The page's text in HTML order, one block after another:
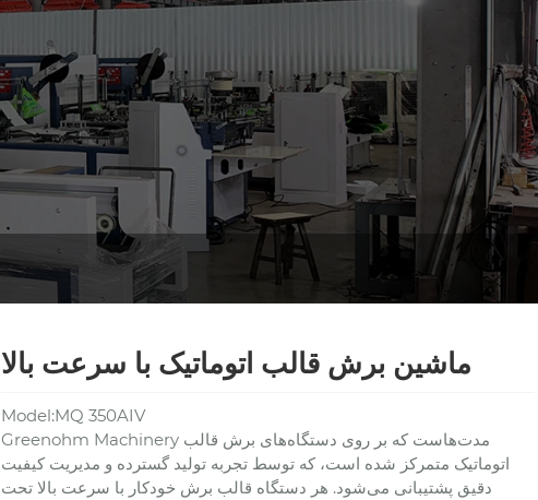
ماشین برش قالب اتوماتیک با سرعت بالا
Model:MQ 350AIV
Greenohm Machinery مدت‌هاست که بر روی دستگاه‌های برش قالب
اتوماتیک متمرکز شده است، که توسط تجربه تولید گسترده و مدیریت کیفیت
دقیق پشتیبانی می‌شود. هر دستگاه قالب برش خودکار با سرعت بالا تحت